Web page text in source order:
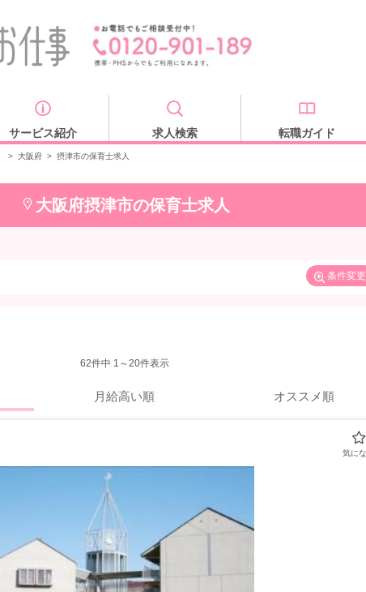
サービス紹介 求人検索 転職ガイド
> 大阪府 > 摂津市の保育士求人
大阪府摂津市の保育士求人
条件変更
62件中 1～20件表示
月給高い順 オススメ順